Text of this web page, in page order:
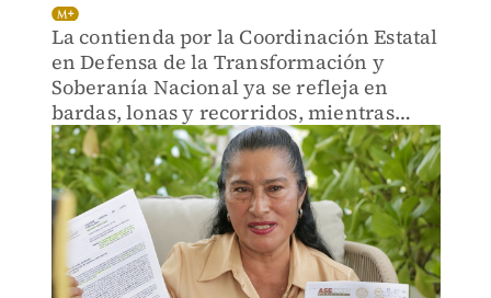
La contienda por la Coordinación Estatal
en Defensa de la Transformación y
Soberanía Nacional ya se refleja en
bardas, lonas y recorridos, mientras
algunos perfiles llaman a preservar la
unidad.